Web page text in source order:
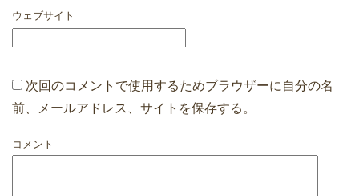
ウェブサイト
次回のコメントで使用するためブラウザーに自分の名
前、メールアドレス、サイトを保存する。
コメント